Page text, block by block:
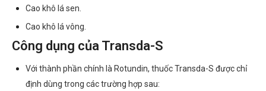
Cao khô lá sen.
Cao khô lá vông.
Công dụng của Transda-S
Với thành phần chính là Rotundin, thuốc Transda-S được chỉ
định dùng trong các trường hợp sau: